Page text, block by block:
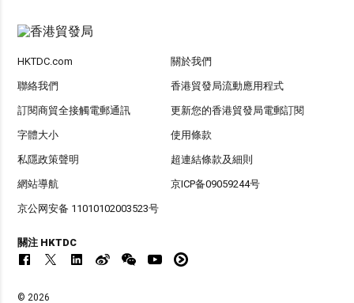
HKTDC.com 關於我們
聯絡我們 香港貿發局流動應用程式
訂閱商貿全接觸電郵通訊 更新您的香港貿發局電郵訂閱
字體大小 使用條款
私隱政策聲明 超連結條款及細則
網站導航 京ICP备09059244号
京公网安备 11010102003523号
關注 HKTDC
© 2026